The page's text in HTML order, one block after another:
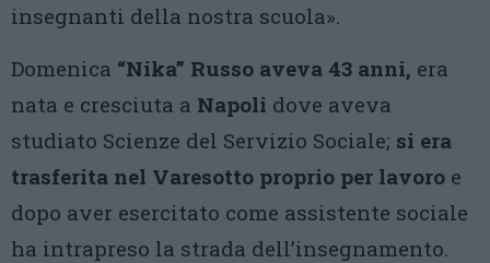
insegnanti della nostra scuola».
Domenica “Nika” Russo aveva 43 anni, era
nata e cresciuta a Napoli dove aveva
studiato Scienze del Servizio Sociale; si era
trasferita nel Varesotto proprio per lavoro e
dopo aver esercitato come assistente sociale
ha intrapreso la strada dell’insegnamento.